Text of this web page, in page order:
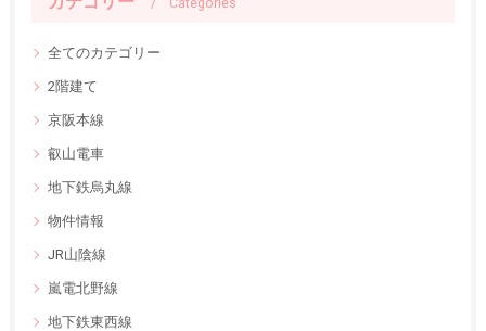
全てのカテゴリー
2階建て
京阪本線
叡山電車
地下鉄烏丸線
物件情報
JR山陰線
嵐電北野線
地下鉄東西線